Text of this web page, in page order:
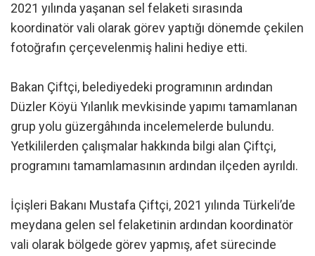
2021 yılında yaşanan sel felaketi sırasında
koordinatör vali olarak görev yaptığı dönemde çekilen
fotoğrafın çerçevelenmiş halini hediye etti.
Bakan Çiftçi, belediyedeki programının ardından
Düzler Köyü Yılanlık mevkisinde yapımı tamamlanan
grup yolu güzergâhında incelemelerde bulundu.
Yetkililerden çalışmalar hakkında bilgi alan Çiftçi,
programını tamamlamasının ardından ilçeden ayrıldı.
İçişleri Bakanı Mustafa Çiftçi, 2021 yılında Türkeli’de
meydana gelen sel felaketinin ardından koordinatör
vali olarak bölgede görev yapmış, afet sürecinde